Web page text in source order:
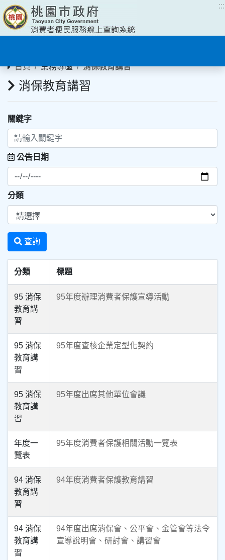
:::
首頁 業務專區 消保教育講習
消保教育講習
關鍵字
公告日期
分類
查詢
分類 標題
95 消保
教育講
習
95年度辦理消費者保護宣導活動
95 消保
教育講
習
95年度查核企業定型化契約
95 消保
教育講
習
95年度出席其他單位會議
年度一
覽表
95年度消費者保護相關活動一覽表
94 消保
教育講
習
94年度消費者保護教育講習
94 消保
教育講
習
94年度出席消保會、公平會、金管會等法令
宣導說明會、研討會、講習會